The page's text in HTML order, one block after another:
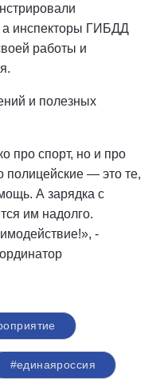
а инспекторы ГИБДД
работы и
и полезных
про спорт, но и про
полицейские — это те,
А зарядка с
им надолго.
-
#единаяроссия